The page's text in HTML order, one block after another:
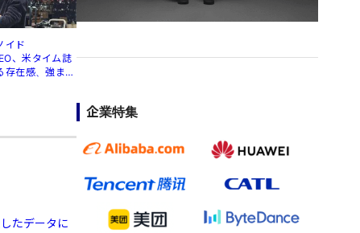
イド
、米タイム誌
在感、強まる
たデータに
企業特集